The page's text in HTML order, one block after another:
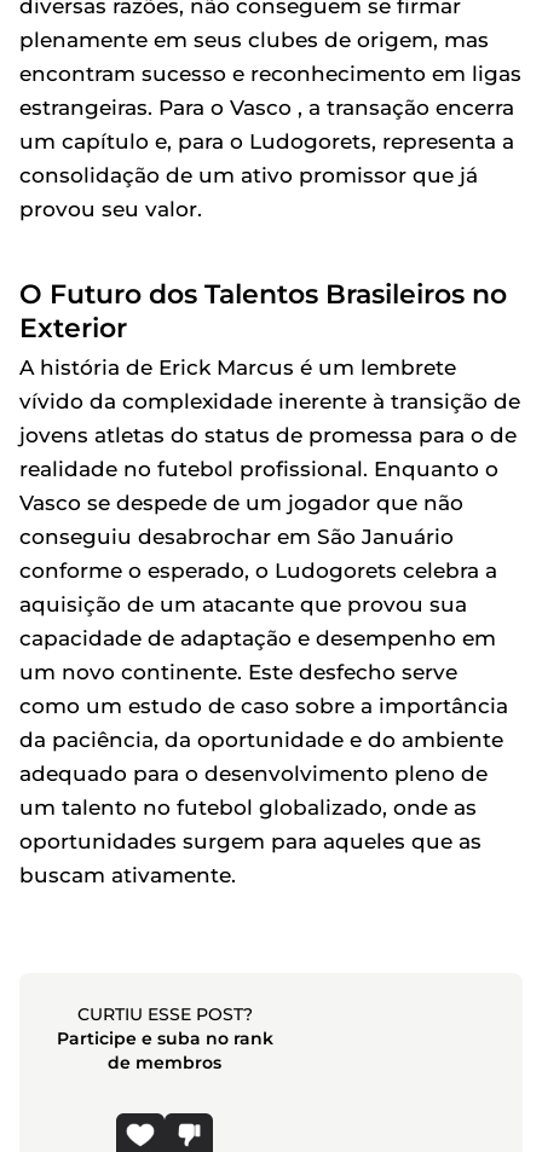
diversas razões, não conseguem se firmar
plenamente em seus clubes de origem, mas
encontram sucesso e reconhecimento em ligas
estrangeiras. Para o Vasco , a transação encerra
um capítulo e, para o Ludogorets, representa a
consolidação de um ativo promissor que já
provou seu valor.
O Futuro dos Talentos Brasileiros no
Exterior
A história de Erick Marcus é um lembrete
vívido da complexidade inerente à transição de
jovens atletas do status de promessa para o de
realidade no futebol profissional. Enquanto o
Vasco se despede de um jogador que não
conseguiu desabrochar em São Januário
conforme o esperado, o Ludogorets celebra a
aquisição de um atacante que provou sua
capacidade de adaptação e desempenho em
um novo continente. Este desfecho serve
como um estudo de caso sobre a importância
da paciência, da oportunidade e do ambiente
adequado para o desenvolvimento pleno de
um talento no futebol globalizado, onde as
oportunidades surgem para aqueles que as
buscam ativamente.
CURTIU ESSE POST?
Participe e suba no rank
de membros